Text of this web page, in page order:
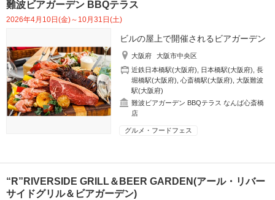
難波ビアガーデン BBQテラス
2026年4月10日(金)～10月31日(土)
ビルの屋上で開催されるビアガーデン
大阪府
大阪市中央区
近鉄日本橋駅(大阪府)
日本橋駅(大阪府) ,長
堀橋駅(大阪府) ,心斎橋駅(大阪府) ,大阪難波
駅(大阪府)
難波ビアガーデン BBQテラス なんば心斎橋
店
グルメ・フードフェス
“R”RIVERSIDE GRILL＆BEER GARDEN(アール・リバー
サイドグリル＆ビアガーデン)